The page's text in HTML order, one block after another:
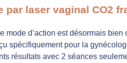
par laser vaginal CO2
mode d’action est désormais bien
spécifiquement pour la
résultats avec 2 séances